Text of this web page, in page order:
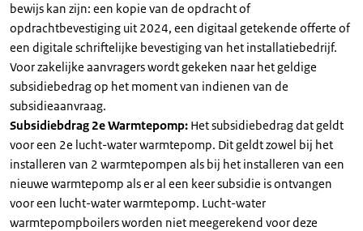
bewijs kan zijn: een kopie van de opdracht of
opdrachtbevestiging uit 2024, een digitaal getekende offerte of
een digitale schriftelijke bevestiging van het installatiebedrijf.
Voor zakelijke aanvragers wordt gekeken naar het geldige
subsidiebedrag op het moment van indienen van de
subsidieaanvraag.
Subsidiebdrag 2e Warmtepomp: Het subsidiebedrag dat geldt
voor een 2e lucht-water warmtepomp. Dit geldt zowel bij het
installeren van 2 warmtepompen als bij het installeren van een
nieuwe warmtepomp als er al een keer subsidie is ontvangen
voor een lucht-water warmtepomp. Lucht-water
warmtepompboilers worden niet meegerekend voor deze